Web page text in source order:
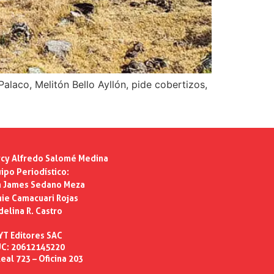
Melitón Bello Ayllón, pide cobertizos,
Alfredo Salomé Medina
Periodístico:
Sedano Meza
Camacuari Rojas
R. Castro
Editores SAC
20612145220
723 – Oficina 203